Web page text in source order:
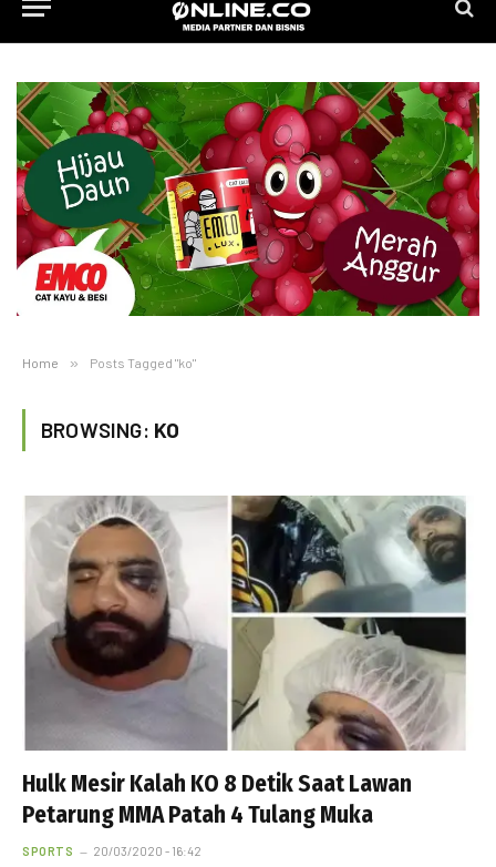
Home » Posts Tagged "ko"
BROWSING: KO
Hulk Mesir Kalah KO 8 Detik Saat Lawan
Petarung MMA Patah 4 Tulang Muka
SPORTS 20/03/2020 - 16:42